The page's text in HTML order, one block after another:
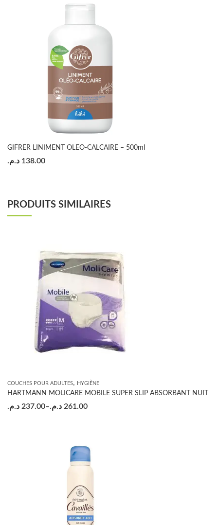
GIFRER LINIMENT OLEO-CALCAIRE – 500ml
138.00 د.م.
PRODUITS SIMILAIRES
COUCHES POUR ADULTES, HYGIÈNE
HARTMANN MOLICARE MOBILE SUPER SLIP ABSORBANT NUIT
237.00 د.م. – 261.00 د.م.